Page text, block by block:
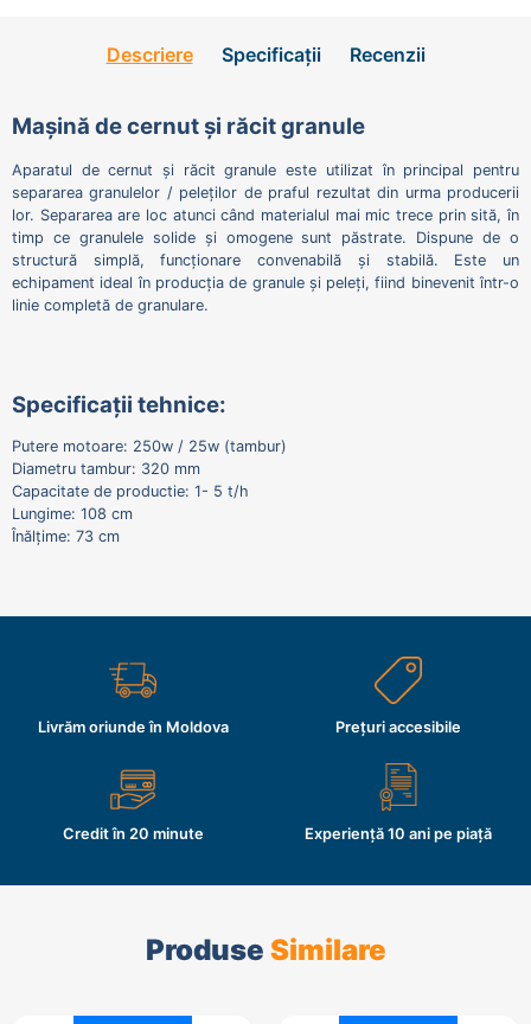
Descriere Specificații Recenzii
Mașină de cernut și răcit granule
Aparatul de cernut și răcit granule este utilizat în principal pentru
separarea granulelor / peleților de praful rezultat din urma producerii
lor. Separarea are loc atunci când materialul mai mic trece prin sită, în
timp ce granulele solide și omogene sunt păstrate. Dispune de o
structură simplă, funcționare convenabilă și stabilă. Este un
echipament ideal în producția de granule și peleți, fiind binevenit într-o
linie completă de granulare.
Specificații tehnice:
Putere motoare: 250w / 25w (tambur)
Diametru tambur: 320 mm
Capacitate de productie: 1- 5 t/h
Lungime: 108 cm
Înălțime: 73 cm
Livrăm oriunde în Moldova Prețuri accesibile
Credit în 20 minute Experiență 10 ani pe piață
Produse Similare